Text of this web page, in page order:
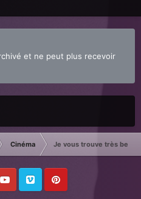
et ne peut plus recevoir
Cinéma Je vous trouve très beau
Vimeo Pinterest